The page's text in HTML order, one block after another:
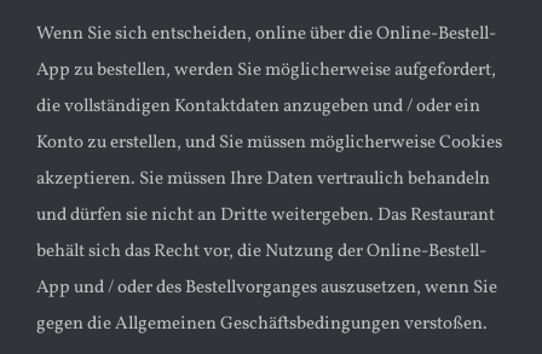
Wenn Sie sich entscheiden, online über die Online-Bestell-
App zu bestellen, werden Sie möglicherweise aufgefordert,
die vollständigen Kontaktdaten anzugeben und / oder ein
Konto zu erstellen, und Sie müssen möglicherweise Cookies
akzeptieren. Sie müssen Ihre Daten vertraulich behandeln
und dürfen sie nicht an Dritte weitergeben. Das Restaurant
behält sich das Recht vor, die Nutzung der Online-Bestell-
App und / oder des Bestellvorganges auszusetzen, wenn Sie
gegen die Allgemeinen Geschäftsbedingungen verstoßen.